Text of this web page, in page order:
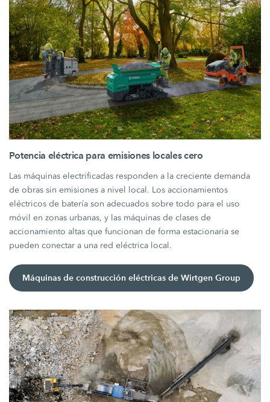
Potencia eléctrica para emisiones locales cero
Las máquinas electrificadas responden a la creciente demanda
de obras sin emisiones a nivel local. Los accionamientos
eléctricos de batería son adecuados sobre todo para el uso
móvil en zonas urbanas, y las máquinas de clases de
accionamiento altas que funcionan de forma estacionaria se
pueden conectar a una red eléctrica local.
Máquinas de construcción eléctricas de Wirtgen Group